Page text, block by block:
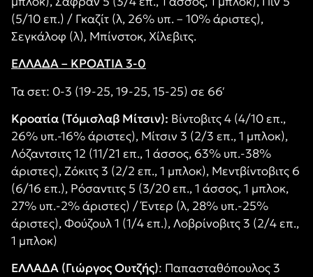
(5/10 επ.) / Γκαζίτ (λ, 26% υπ. – 10% άριστες),
Σεγκάλοφ (λ), Μπίνστοκ, Χίλεβιτς.
ΕΛΛΑΔΑ – ΚΡΟΑΤΙΑ 3-0
Τα σετ: 0-3 (19-25, 19-25, 15-25) σε 66′
Κροατία (Τόμισλαβ Μίτσιν): Βίντοβιτς 4 (4/10 επ.,
26% υπ.-16% άριστες), Μίτσιν 3 (2/3 επ., 1 μπλοκ),
Λόζαντσιτς 12 (11/21 επ., 1 άσσος, 63% υπ.-38%
άριστες), Ζόκιτς 3 (2/2 επ., 1 μπλοκ), Μεντβίντοβιτς 6
(6/16 επ.), Ρόσαντιτς 5 (3/20 επ., 1 άσσος, 1 μπλοκ,
27% υπ.-2% άριστες) / Έντερ (λ, 28% υπ.-25%
άριστες), Φούζουλ 1 (1/4 επ.), Λοβρίνοβιτς 3 (2/4 επ.,
1 μπλοκ)
ΕΛΛΑΔΑ (Γιώργος Ουτζής): Παπασταθόπουλος 3